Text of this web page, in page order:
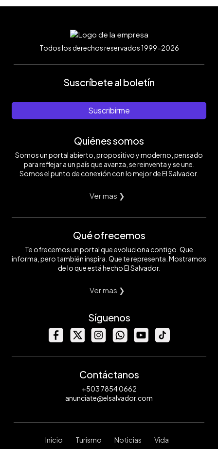
Todos los derechos reservados 1999-2026
Suscríbete al boletín
Suscribirme
Quiénes somos
Somos un portal abierto, propositivo y moderno, pensado
para reflejar a un país que avanza, se reinventa y se une.
Somos el punto de conexión con lo mejor de El Salvador.
Ver mas ❯
Qué ofrecemos
Te ofrecemos un portal que evoluciona contigo. Que
informa, pero también inspira. Que te representa. Mostramos
de lo que está hecho El Salvador.
Ver mas ❯
Síguenos
Contáctanos
+503 7854 0662
anunciate@elsalvador.com
Inicio Turismo Noticias Vida